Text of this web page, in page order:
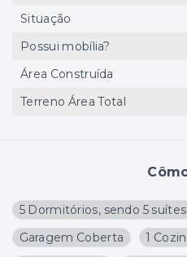
5 Dormitórios, sendo 5 suítes
Garagem Coberta
1
Situação
Possui mobília?
Área Construída
Terreno Área Total